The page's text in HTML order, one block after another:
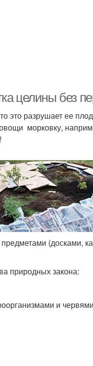
целины без
это разрушает ее
морковку,
(досками,
природных закона:
и